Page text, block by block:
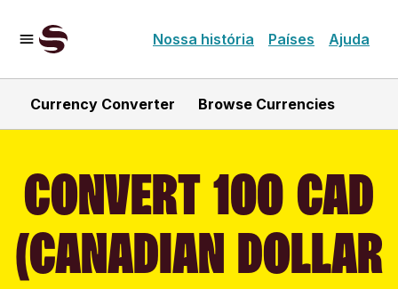
Nossa história Países Ajuda
Currency Converter Browse Currencies
CONVERT 100 CAD
(CANADIAN DOLLAR